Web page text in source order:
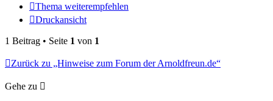
Thema weiterempfehlen
Druckansicht
1 Beitrag • Seite 1 von 1
Zurück zu „Hinweise zum Forum der Arnoldfreun.de“
Gehe zu